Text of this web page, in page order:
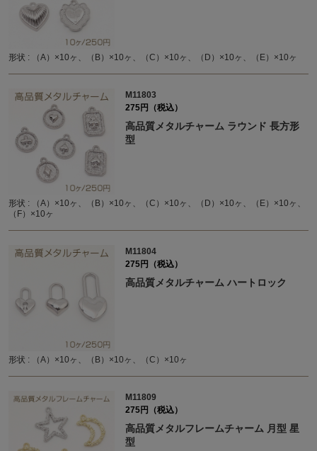
形状 : （A）×10ヶ、（B）×10ヶ、（C）×10ヶ、（D）×10ヶ、（E）×10ヶ
M11803
275円（税込）
高品質メタルチャーム ラウンド 長方形
型
形状 : （A）×10ヶ、（B）×10ヶ、（C）×10ヶ、（D）×10ヶ、（E）×10ヶ、
（F）×10ヶ
M11804
275円（税込）
高品質メタルチャーム ハートロック
形状 : （A）×10ヶ、（B）×10ヶ、（C）×10ヶ
M11809
275円（税込）
高品質メタルフレームチャーム 月型 星
型